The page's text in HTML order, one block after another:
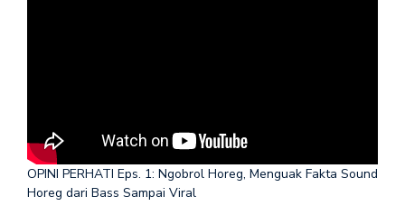
OPINI PERHATI Eps. 1: Ngobrol Horeg, Menguak Fakta Sound
Horeg dari Bass Sampai Viral